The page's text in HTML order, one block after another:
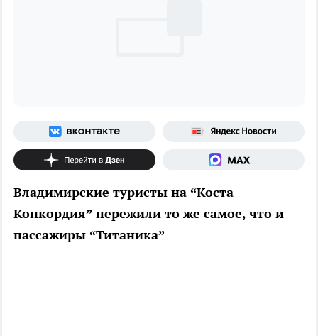
Владимирские туристы на “Коста
Конкордия” пережили то же самое, что и
пассажиры “Титаника”